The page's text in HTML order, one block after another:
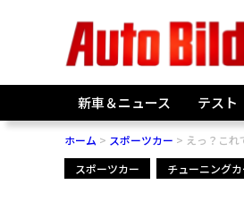
新車＆ニュース テスト
ホーム スポーツカー
えっ？こ
スポーツカー
チューニングカ